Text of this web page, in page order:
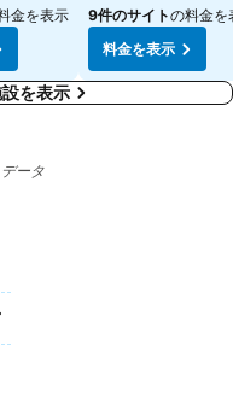
金を表示
9件のサイトの料金を
料金を表示
を表示
ータ